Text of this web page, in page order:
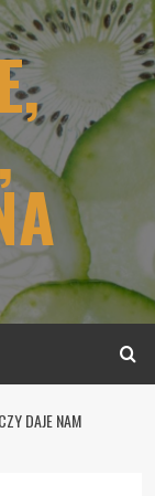
DAJE NAM